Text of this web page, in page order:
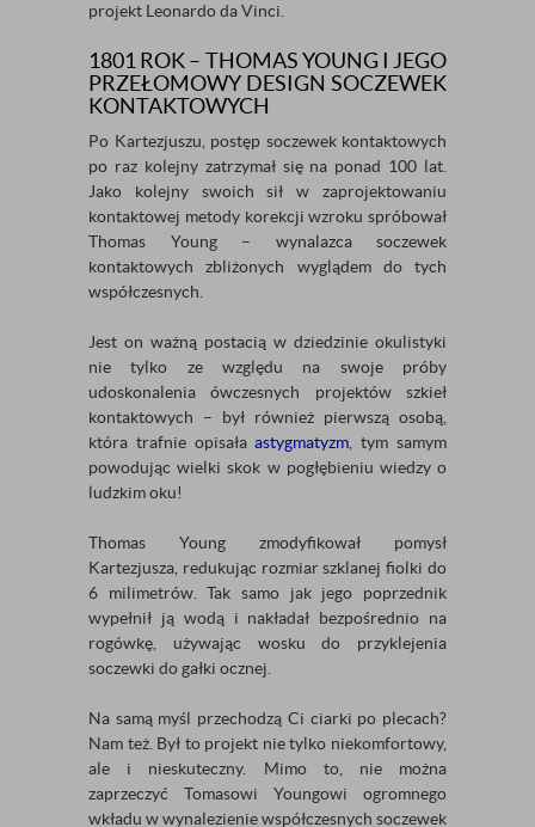
projekt Leonardo da Vinci.
1801 ROK – THOMAS YOUNG I JEGO
PRZEŁOMOWY DESIGN SOCZEWEK
KONTAKTOWYCH
Po Kartezjuszu, postęp soczewek kontaktowych
po raz kolejny zatrzymał się na ponad 100 lat.
Jako kolejny swoich sił w zaprojektowaniu
kontaktowej metody korekcji wzroku spróbował
Thomas Young – wynalazca soczewek
kontaktowych zbliżonych wyglądem do tych
współczesnych.
Jest on ważną postacią w dziedzinie okulistyki
nie tylko ze względu na swoje próby
udoskonalenia ówczesnych projektów szkieł
kontaktowych – był również pierwszą osobą,
która trafnie opisałaastygmatyzm , tym samym
powodując wielki skok w pogłębieniu wiedzy o
ludzkim oku!
Thomas Young zmodyfikował pomysł
Kartezjusza, redukując rozmiar szklanej fiolki do
6 milimetrów. Tak samo jak jego poprzednik
wypełnił ją wodą i nakładał bezpośrednio na
rogówkę, używając wosku do przyklejenia
soczewki do gałki ocznej.
Na samą myśl przechodzą Ci ciarki po plecach?
Nam też. Był to projekt nie tylko niekomfortowy,
ale i nieskuteczny. Mimo to, nie można
zaprzeczyć Tomasowi Youngowi ogromnego
wkładu w wynalezienie współczesnych soczewek